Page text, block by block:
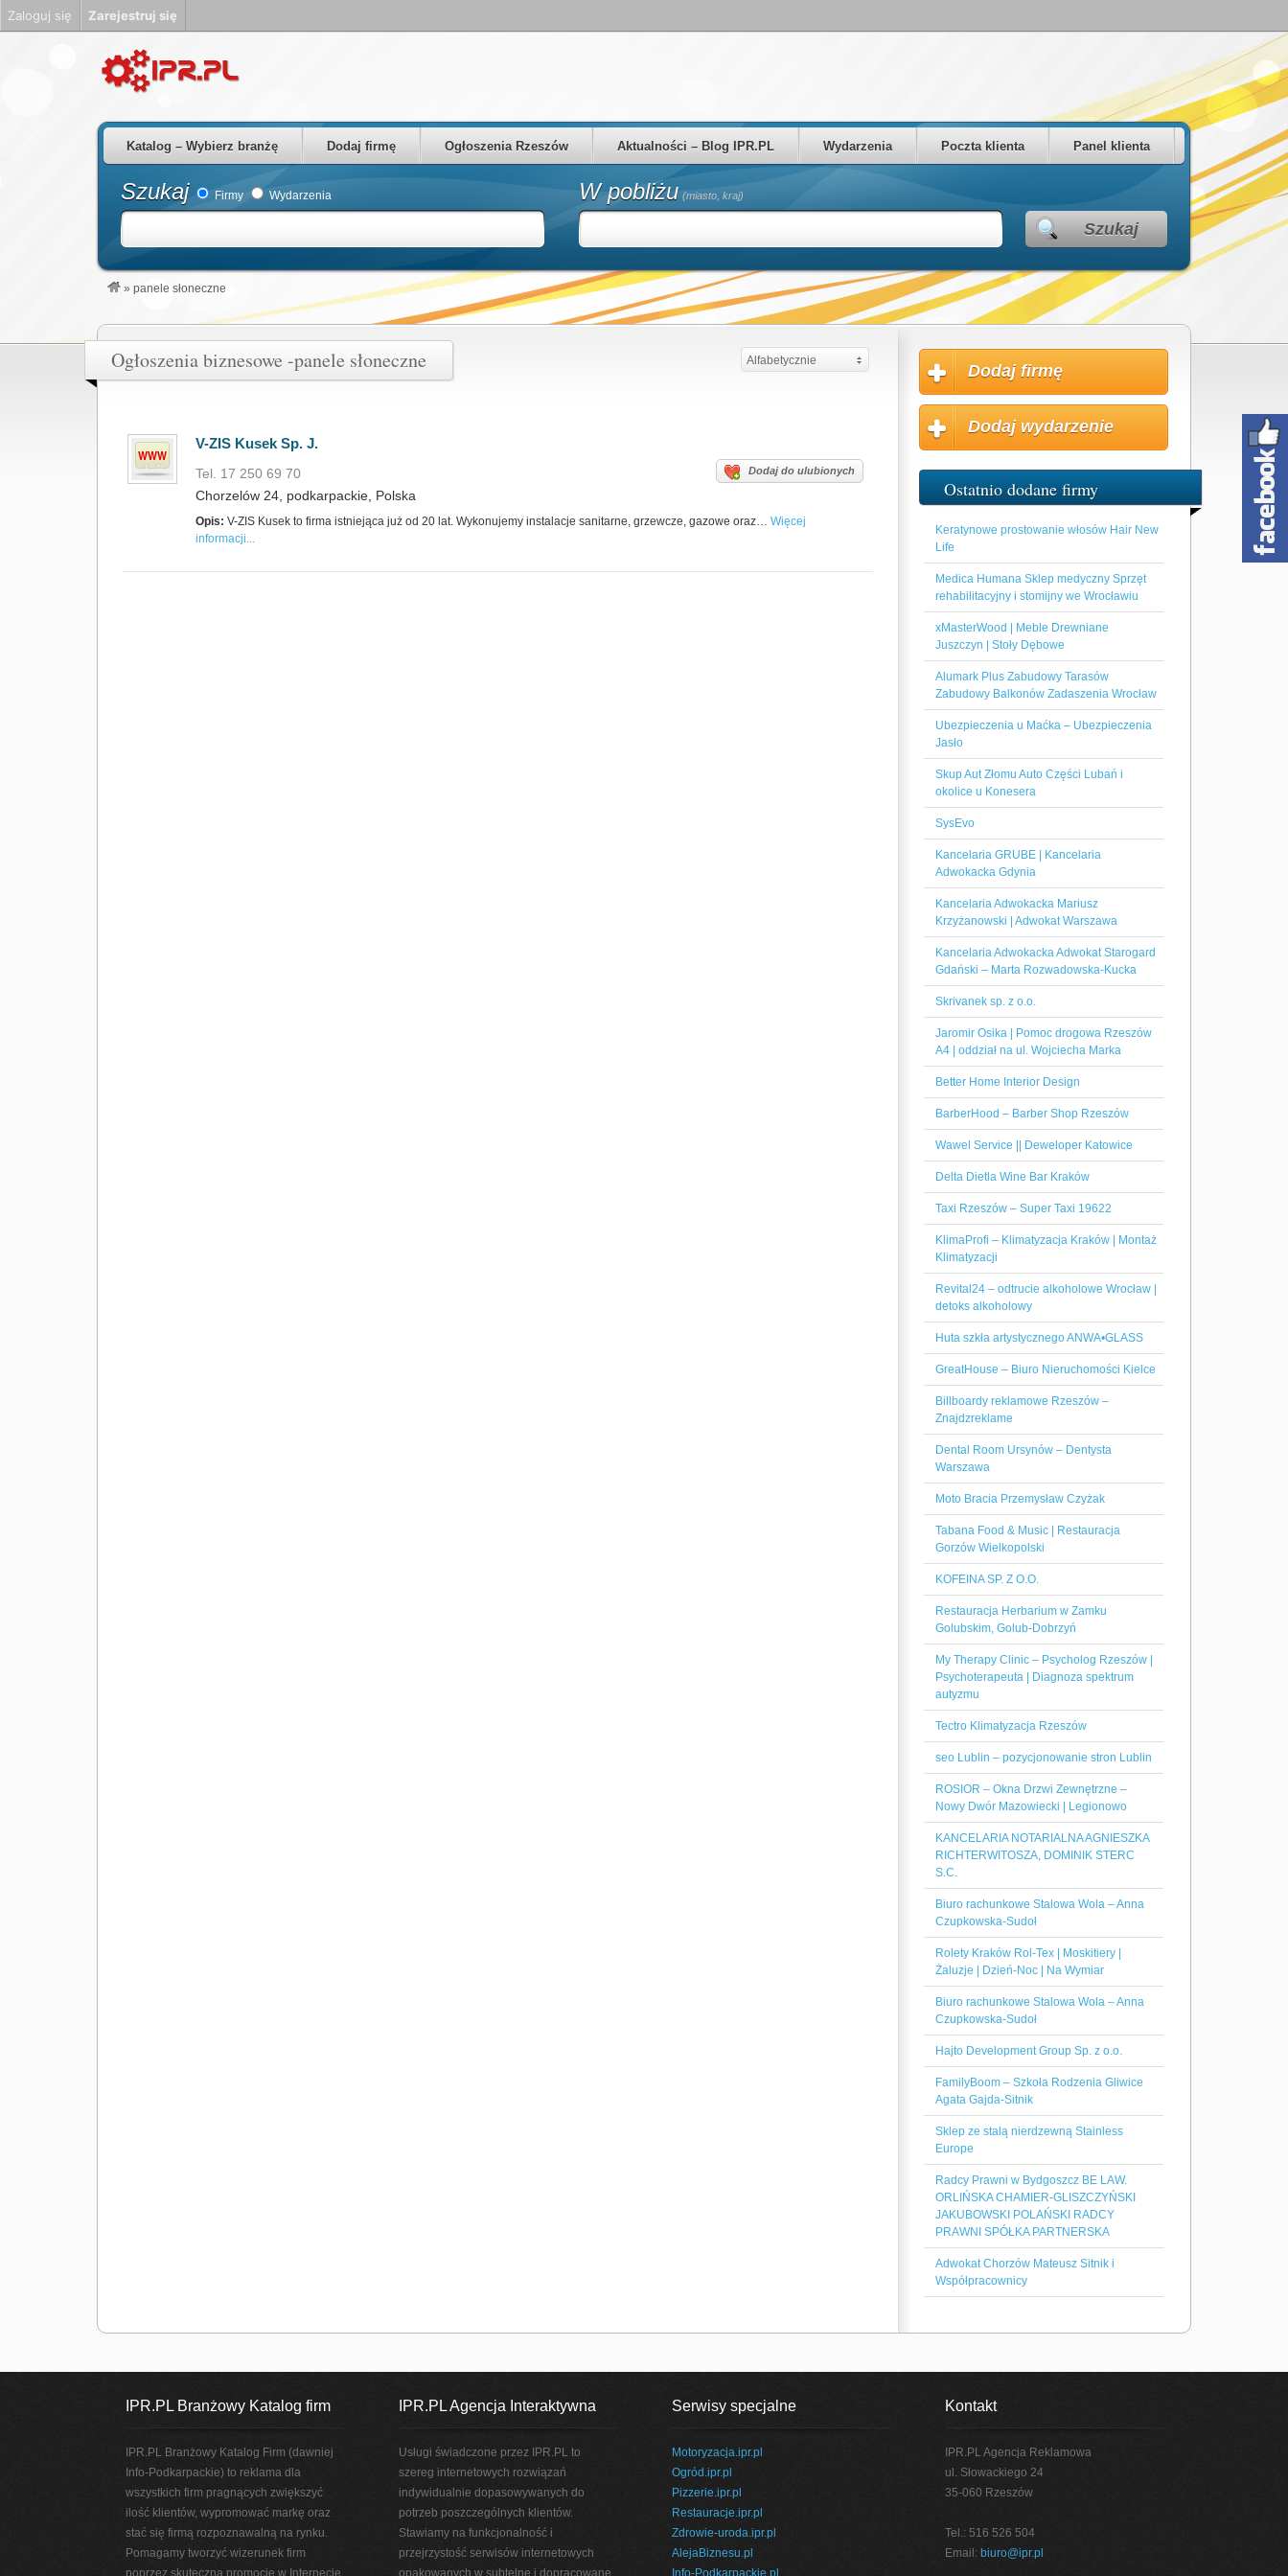
Katalog – Wybierz branżę Dodaj firmę Ogłoszenia Rzeszów Aktualności – Blog IPR.PL Wydarzenia Poczta klienta Panel klienta
Szukaj Firmy Wydarzenia W pobliżu (miasto, kraj)
Szukaj
» panele słoneczne
Ogłoszenia biznesowe -panele słoneczne Alfabetycznie
V-ZIS Kusek Sp. J.
Dodaj do ulubionych
Tel. 17 250 69 70
Chorzelów 24, podkarpackie, Polska
Opis: V-ZIS Kusek to firma istniejąca już od 20 lat. Wykonujemy instalacje sanitarne, grzewcze, gazowe oraz… Więcej
informacji...
Dodaj firmę
Dodaj wydarzenie
Ostatnio dodane firmy
Keratynowe prostowanie włosów Hair New
Life
Medica Humana Sklep medyczny Sprzęt
rehabilitacyjny i stomijny we Wrocławiu
xMasterWood | Meble Drewniane
Juszczyn | Stoły Dębowe
Alumark Plus Zabudowy Tarasów
Zabudowy Balkonów Zadaszenia Wrocław
Ubezpieczenia u Maćka – Ubezpieczenia
Jasło
Skup Aut Złomu Auto Części Lubań i
okolice u Konesera
SysEvo
Kancelaria GRUBE | Kancelaria
Adwokacka Gdynia
Kancelaria Adwokacka Mariusz
Krzyżanowski | Adwokat Warszawa
Kancelaria Adwokacka Adwokat Starogard
Gdański – Marta Rozwadowska-Kucka
Skrivanek sp. z o.o.
Jaromir Osika | Pomoc drogowa Rzeszów
A4 | oddział na ul. Wojciecha Marka
Better Home Interior Design
BarberHood – Barber Shop Rzeszów
Wawel Service || Deweloper Katowice
Delta Dietla Wine Bar Kraków
Taxi Rzeszów – Super Taxi 19622
KlimaProfi – Klimatyzacja Kraków | Montaż
Klimatyzacji
Revital24 – odtrucie alkoholowe Wrocław |
detoks alkoholowy
Huta szkła artystycznego ANWA•GLASS
GreatHouse – Biuro Nieruchomości Kielce
Billboardy reklamowe Rzeszów –
Znajdzreklame
Dental Room Ursynów – Dentysta
Warszawa
Moto Bracia Przemysław Czyżak
Tabana Food & Music | Restauracja
Gorzów Wielkopolski
KOFEINA SP. Z O.O.
Restauracja Herbarium w Zamku
Golubskim, Golub-Dobrzyń
My Therapy Clinic – Psycholog Rzeszów |
Psychoterapeuta | Diagnoza spektrum
autyzmu
Tectro Klimatyzacja Rzeszów
seo Lublin – pozycjonowanie stron Lublin
ROSIOR – Okna Drzwi Zewnętrzne –
Nowy Dwór Mazowiecki | Legionowo
KANCELARIA NOTARIALNA AGNIESZKA
RICHTERWITOSZA, DOMINIK STERC
S.C.
Biuro rachunkowe Stalowa Wola – Anna
Czupkowska-Sudoł
Rolety Kraków Rol-Tex | Moskitiery |
Żaluzje | Dzień-Noc | Na Wymiar
Biuro rachunkowe Stalowa Wola – Anna
Czupkowska-Sudoł
Hajto Development Group Sp. z o.o.
FamilyBoom – Szkoła Rodzenia Gliwice
Agata Gajda-Sitnik
Sklep ze stalą nierdzewną Stainless
Europe
Radcy Prawni w Bydgoszcz BE LAW.
ORLIŃSKA CHAMIER-GLISZCZYŃSKI
JAKUBOWSKI POLAŃSKI RADCY
PRAWNI SPÓŁKA PARTNERSKA
Adwokat Chorzów Mateusz Sitnik i
Współpracownicy
IPR.PL Branżowy Katalog firm
IPR.PL Branżowy Katalog Firm (dawniej
Info-Podkarpackie) to reklama dla
wszystkich firm pragnących zwiększyć
ilość klientów, wypromować markę oraz
stać się firmą rozpoznawalną na rynku.
Pomagamy tworzyć wizerunek firm
poprzez skuteczną promocję w Internecie.
IPR.PL Agencja Interaktywna
Usługi świadczone przez IPR.PL to
szereg internetowych rozwiązań
indywidualnie dopasowywanych do
potrzeb poszczególnych klientów.
Stawiamy na funkcjonalność i
przejrzystość serwisów internetowych
opakowanych w subtelne i dopracowane
Serwisy specjalne
Motoryzacja.ipr.pl
Ogród.ipr.pl
Pizzerie.ipr.pl
Restauracje.ipr.pl
Zdrowie-uroda.ipr.pl
AlejaBiznesu.pl
Info-Podkarpackie.pl
Kontakt
IPR.PL Agencja Reklamowa
ul. Słowackiego 24
35-060 Rzeszów
Tel.: 516 526 504
Email: biuro@ipr.pl
Zaloguj się Zarejestruj się